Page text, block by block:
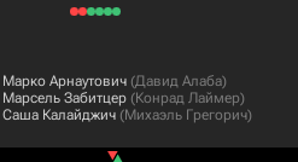
Марко Арнаутович (Давид Алаба)
Марсель Забитцер (Конрад Лаймер)
Саша Калайджич (Михаэль Грегорич)